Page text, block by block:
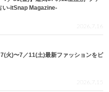
い-itSnap Magazine-
2026.7.16
7(火)〜7／11(土)最新ファッションをピ
2026.7.15